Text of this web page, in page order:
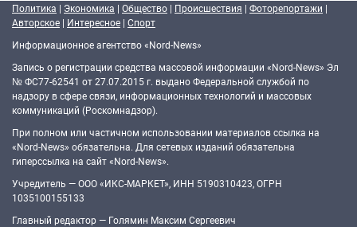
Политика | Экономика | Общество | Происшествия | Фоторепортажи |
Авторское | Интересное | Спорт
Информационное агентство «Nord-News»
Запись о регистрации средства массовой информации «Nord-News» Эл
№ ФС77-62541 от 27.07.2015 г. выдано Федеральной службой по
надзору в сфере связи, информационных технологий и массовых
коммуникаций (Роскомнадзор).
При полном или частичном использовании материалов ссылка на
«Nord-News» обязательна. Для сетевых изданий обязательна
гиперссылка на сайт «Nord-News».
Учредитель — ООО «ИКС-МАРКЕТ», ИНН 5190310423, ОГРН
1035100155133
Главный редактор — Голямин Максим Сергеевич